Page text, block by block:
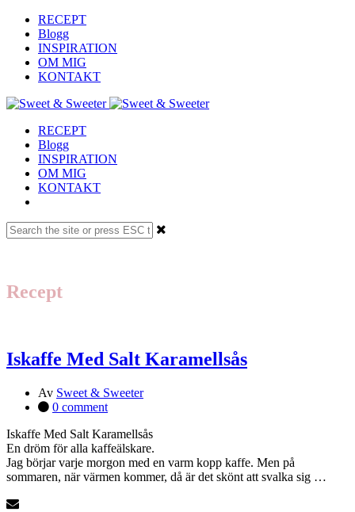
RECEPT
Blogg
INSPIRATION
OM MIG
KONTAKT
RECEPT
Blogg
INSPIRATION
OM MIG
KONTAKT
Recept
Iskaffe Med Salt Karamellsås
Av Sweet & Sweeter
0 comment
Iskaffe Med Salt Karamellsås
En dröm för alla kaffeälskare.
Jag börjar varje morgon med en varm kopp kaffe. Men på
sommaren, när värmen kommer, då är det skönt att svalka sig …